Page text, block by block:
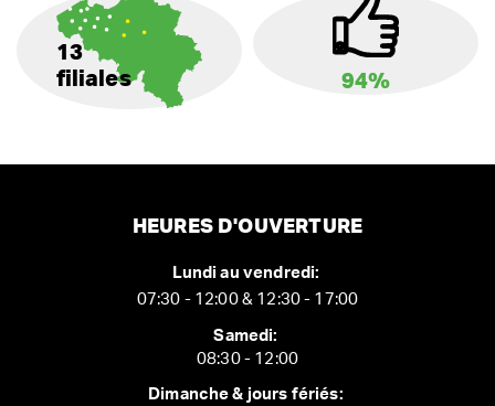
13
filiales
94%
HEURES D'OUVERTURE
Lundi au vendredi:
07:30 - 12:00 & 12:30 - 17:00
Samedi:
08:30 - 12:00
Dimanche & jours fériés: